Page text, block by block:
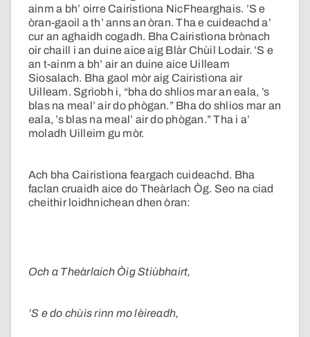
ainm a bh’ oirre Cairistìona NicFhearghais. ’S e
òran-gaoil a th’ anns an òran. Tha e cuideachd a’
cur an aghaidh cogadh. Bha Cairistìona brònach
oir chaill i an duine aice aig Blàr Chùil Lodair. ’S e
an t-ainm a bh’ air an duine aice Uilleam
Siosalach. Bha gaol mòr aig Cairistìona air
Uilleam. Sgrìobh i, “bha do shlios mar an eala, ’s
blas na meal’ air do phògan.” Bha do shlios mar an
eala, ’s blas na meal’ air do phògan.” Tha i a’
moladh Uilleim gu mòr.
Ach bha Cairistìona feargach cuideachd. Bha
faclan cruaidh aice do Theàrlach Òg. Seo na ciad
cheithir loidhnichean dhen òran:
Och a Theàrlaich Òig Stiùbhairt,
’S e do chùis rinn mo lèireadh,